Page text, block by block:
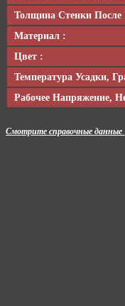
Толщина Стенки
Материал :
Цвет :
Температура Усадки,
Рабочее Напряжение,
Смотрите справочные данные